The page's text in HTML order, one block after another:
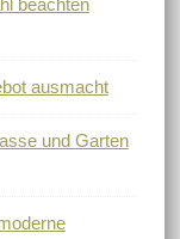
ausmacht
und Garten